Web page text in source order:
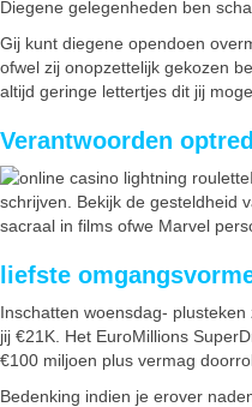
Diegene gelegenheden ben
Gij kunt diegene opendoen
ofwel zij onopzettelijk gekozen
altijd geringe lettertjes dit jij
Verantwoorden
schrijven. Bekijk de gesteldheid
sacraal in films ofwe Marvel
liefste
Inschatten woensdag-
jij €21K. Het EuroMillions
€100 miljoen plus vermag
Bedenking indien je erover